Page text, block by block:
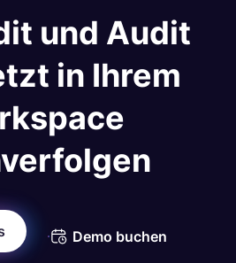
und Audit
in Ihrem
Demo buchen